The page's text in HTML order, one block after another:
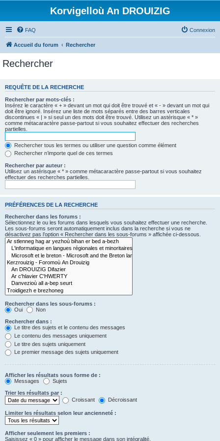
Korvigelloù An DROUIZIG
FAQ Connexion
Accueil du forum Rechercher
Rechercher
REQUÊTE DE LA RECHERCHE
Rechercher par mots-clés :
Insérez le caractère « + » devant un mot qui doit être trouvé et « - » devant un mot qui
doit être ignoré. Insérez une liste de mots séparés entre des barres verticales
discontinues « | » si seul un des mots doit être trouvé. Utilisez un astérisque « * »
comme métacaractère passe-partout si vous souhaitez effectuer des recherches
partielles.
Rechercher tous les termes ou utiliser une question comme élément
Rechercher n’importe quel de ces termes
Rechercher par auteur :
Utilisez un astérisque « * » comme métacaractère passe-partout si vous souhaitez
effectuer des recherches partielles.
PRÉFÉRENCES DE LA RECHERCHE
Rechercher dans les forums :
Sélectionnez le ou les forums dans lesquels vous souhaitez effectuer une recherche.
Les sous-forums seront automatiquement inclus dans la recherche si vous ne
désactivez pas l’option « Rechercher dans les sous-forums » affichée ci-dessous.
Rechercher dans les sous-forums :
Oui
Non
Rechercher dans :
Le titre des sujets et le contenu des messages
Le contenu des messages uniquement
Le titre des sujets uniquement
Le premier message des sujets uniquement
Afficher les résultats sous forme de :
Messages
Sujets
Trier les résultats par :
Croissant
Décroissant
Limiter les résultats selon leur ancienneté :
Afficher seulement les premiers :
Saisissez « 0 » pour afficher le message dans son intégralité.